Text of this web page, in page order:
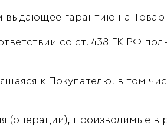
гарантию на Товар
со ст. 438 ГК РФ
к Покупателю, в том
(операции), производимые